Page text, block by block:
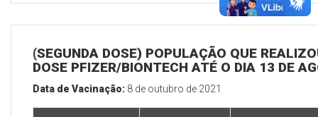
(SEGUNDA DOSE) POPULAÇÃO QUE
DOSE PFIZER/BIONTECH ATÉ O DIA 13 DE
Data de Vacinação: 8 de outubro de 2021